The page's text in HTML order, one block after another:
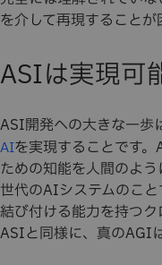
を介して再現することが
ASIは実現可
ASI開発への大きな一歩
AIを実現することです
ための知能を人間のよ
世代のAIシステムのこ
結び付ける能力を持つク
ASIと同様に、真のAGI